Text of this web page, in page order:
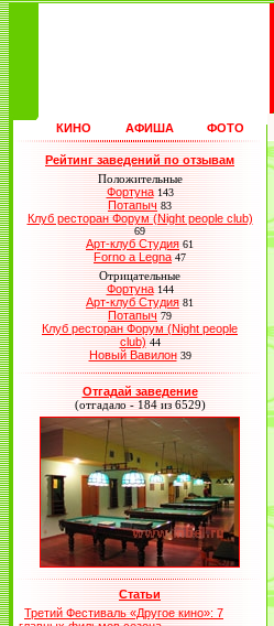
КИНО АФИША ФОТО
Рейтинг заведений по отзывам
Положительные
Фортуна 143
Потапыч 83
Клуб ресторан Форум (Night people club)
69
Арт-клуб Студия 61
Forno a Legna 47
Отрицательные
Фортуна 144
Арт-клуб Студия 81
Потапыч 79
Клуб ресторан Форум (Night people
club) 44
Новый Вавилон 39
Отгадай заведение
(отгадало - 184 из 6529)
Статьи
Третий Фестиваль «Другое кино»: 7